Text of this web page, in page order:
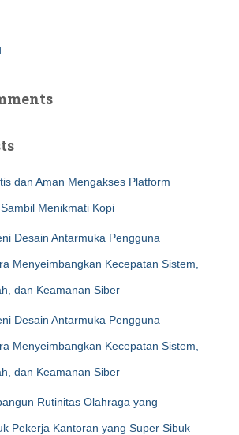
dan Aman Mengakses Platform
Menikmati Kopi
Desain Antarmuka Pengguna
Menyeimbangkan Kecepatan Sistem,
dan Keamanan Siber
Desain Antarmuka Pengguna
Menyeimbangkan Kecepatan Sistem,
dan Keamanan Siber
Rutinitas Olahraga yang
Pekerja Kantoran yang Super Sibuk